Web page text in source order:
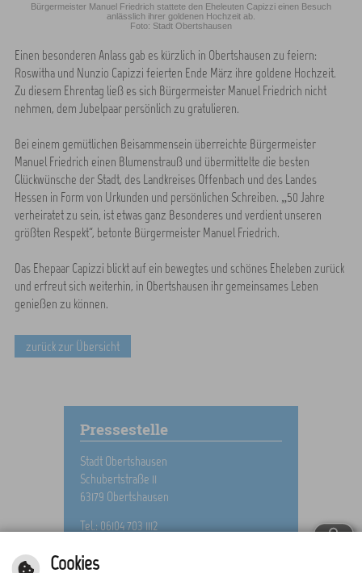
Bürgermeister Manuel Friedrich stattete den Eheleuten Capizzi einen Besuch
anlässlich ihrer goldenen Hochzeit ab.
Foto: Stadt Obertshausen
Einen besonderen Anlass gab es kürzlich in Obertshausen zu feiern:
Roswitha und Nunzio Capizzi feierten Ende März ihre goldene Hochzeit.
Zu diesem Ehrentag ließ es sich Bürgermeister Manuel Friedrich nicht
nehmen, dem Jubelpaar persönlich zu gratulieren.
Bei einem gemütlichen Beisammensein überreichte Bürgermeister
Manuel Friedrich einen Blumenstrauß und übermittelte die besten
Glückwünsche der Stadt, des Landkreises Offenbach und des Landes
Hessen in Form von Urkunden und persönlichen Schreiben. „50 Jahre
verheiratet zu sein, ist etwas ganz Besonderes und verdient unseren
größten Respekt“, betonte Bürgermeister Manuel Friedrich.
Das Ehepaar Capizzi blickt auf ein bewegtes und schönes Eheleben zurück
und erfreut sich weiterhin, in Obertshausen ihr gemeinsames Leben
genießen zu können.
zurück zur Übersicht
Pressestelle
Stadt Obertshausen
Schubertstraße 11
63179 Obertshausen
Tel.: 06104 703 1112
Cookies